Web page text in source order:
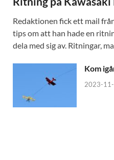
Redaktionen fick ett mail
tips om att han hade en
dela med sig av. Ritningar,
Kom
2023-